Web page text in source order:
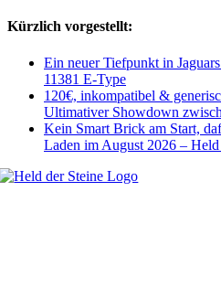
Kürzlich vorgestellt:
Ein neuer Tiefpunkt in
11381 E-Type
120€, inkompatibel &
Ultimativer Showdown
Kein Smart Brick am Start,
Laden im August 2026 – Held